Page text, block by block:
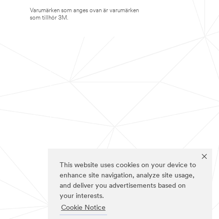
This website uses cookies on your device to
enhance site navigation, analyze site usage,
and deliver you advertisements based on
your interests.
Cookie Notice
Varumärken som anges ovan är varumärken
som tillhör 3M.